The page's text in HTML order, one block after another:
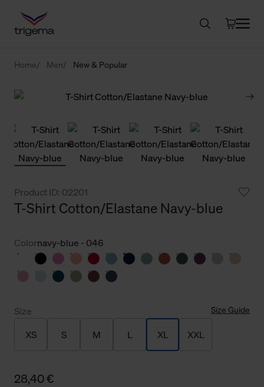
Home Men New & Popular
Product ID: 02201
T-Shirt Cotton/Elastane Navy-blue
Colornavy-blue - 046
Size Size Guide
XS S M L XL XXL
28,40 €